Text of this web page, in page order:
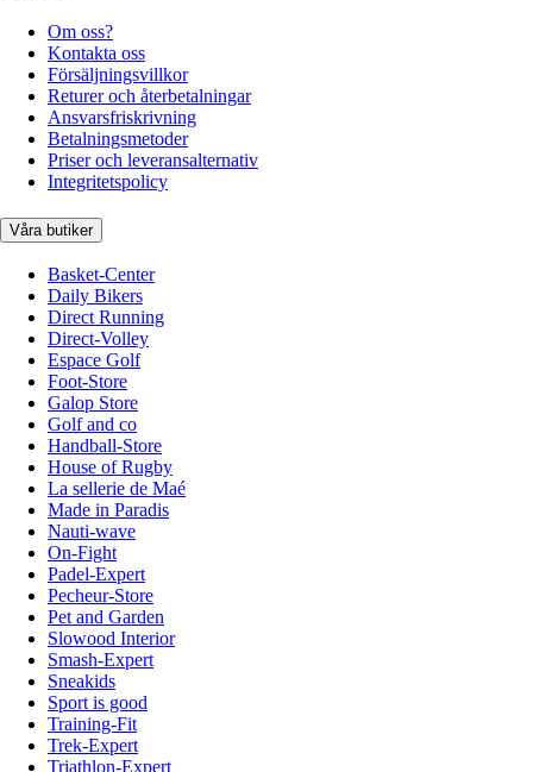
Om oss?
Kontakta oss
Försäljningsvillkor
Returer och återbetalningar
Ansvarsfriskrivning
Betalningsmetoder
Priser och leveransalternativ
Integritetspolicy
Våra butiker
Basket-Center
Daily Bikers
Direct Running
Direct-Volley
Espace Golf
Foot-Store
Galop Store
Golf and co
Handball-Store
House of Rugby
La sellerie de Maé
Made in Paradis
Nauti-wave
On-Fight
Padel-Expert
Pecheur-Store
Pet and Garden
Slowood Interior
Smash-Expert
Sneakids
Sport is good
Training-Fit
Trek-Expert
Triathlon-Expert